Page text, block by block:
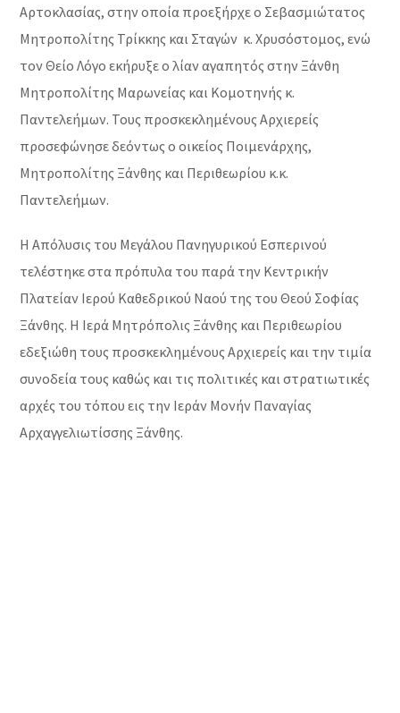
Αρτοκλασίας, στην οποία προεξήρχε ο Σεβασμιώτατος
Μητροπολίτης Τρίκκης και Σταγών κ. Χρυσόστομος, ενώ
τον Θείο Λόγο εκήρυξε ο λίαν αγαπητός στην Ξάνθη
Μητροπολίτης Μαρωνείας και Κομοτηνής κ.
Παντελεήμων. Τους προσκεκλημένους Αρχιερείς
προσεφώνησε δεόντως ο οικείος Ποιμενάρχης,
Μητροπολίτης Ξάνθης και Περιθεωρίου κ.κ.
Παντελεήμων.
Η Απόλυσις του Μεγάλου Πανηγυρικού Εσπερινού
τελέστηκε στα πρόπυλα του παρά την Κεντρικήν
Πλατείαν Ιερού Καθεδρικού Ναού της του Θεού Σοφίας
Ξάνθης. Η Ιερά Μητρόπολις Ξάνθης και Περιθεωρίου
εδεξιώθη τους προσκεκλημένους Αρχιερείς και την τιμία
συνοδεία τους καθώς και τις πολιτικές και στρατιωτικές
αρχές του τόπου εις την Ιεράν Μονήν Παναγίας
Αρχαγγελιωτίσσης Ξάνθης.